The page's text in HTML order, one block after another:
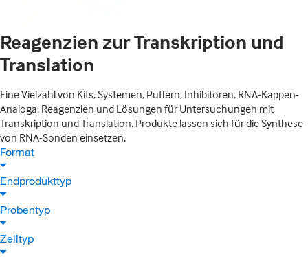
Reagenzien zur Transkription und
Translation
Eine Vielzahl von Kits, Systemen, Puffern, Inhibitoren, RNA-Kappen-
Analoga, Reagenzien und Lösungen für Untersuchungen mit
Transkription und Translation. Produkte lassen sich für die Synthese
von RNA-Sonden einsetzen.
Format
Endprodukttyp
Probentyp
Zelltyp